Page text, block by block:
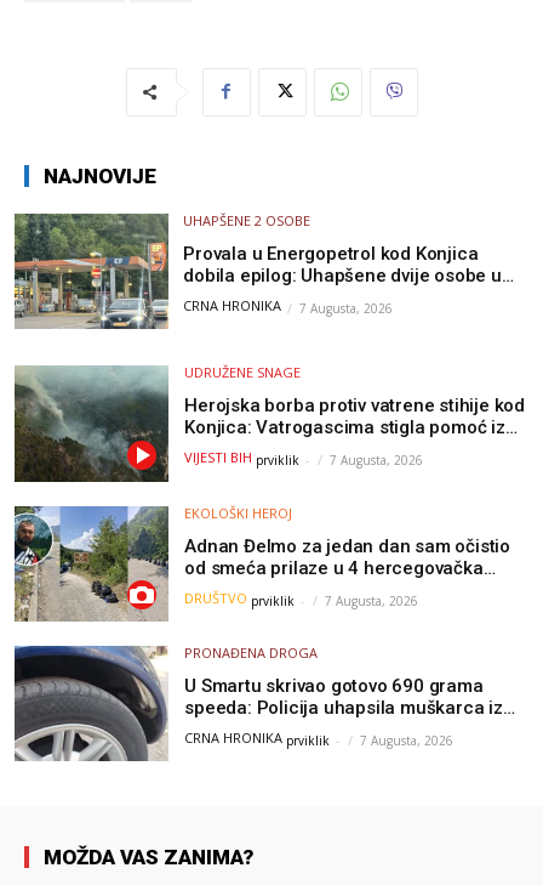
NAJNOVIJE
UHAPŠENE 2 OSOBE
Provala u Energopetrol kod Konjica
dobila epilog: Uhapšene dvije osobe u
Čapljini i Jablanici
CRNA HRONIKA 7 Augusta, 2026
UDRUŽENE SNAGE
Herojska borba protiv vatrene stihije kod
Konjica: Vatrogascima stigla pomoć iz
Sarajeva, helikopteri i Air Tractori
udružili snage
VIJESTI BIH prviklik - 7 Augusta, 2026
EKOLOŠKI HEROJ
Adnan Đelmo za jedan dan sam očistio
od smeća prilaze u 4 hercegovačka
grada: “Danas nisam čistio samo smeće,
čistio sam sliku o nama”
DRUŠTVO prviklik - 7 Augusta, 2026
PRONAĐENA DROGA
U Smartu skrivao gotovo 690 grama
speeda: Policija uhapsila muškarca iz
Hercegovine
CRNA HRONIKA prviklik - 7 Augusta, 2026
MOŽDA VAS ZANIMA?